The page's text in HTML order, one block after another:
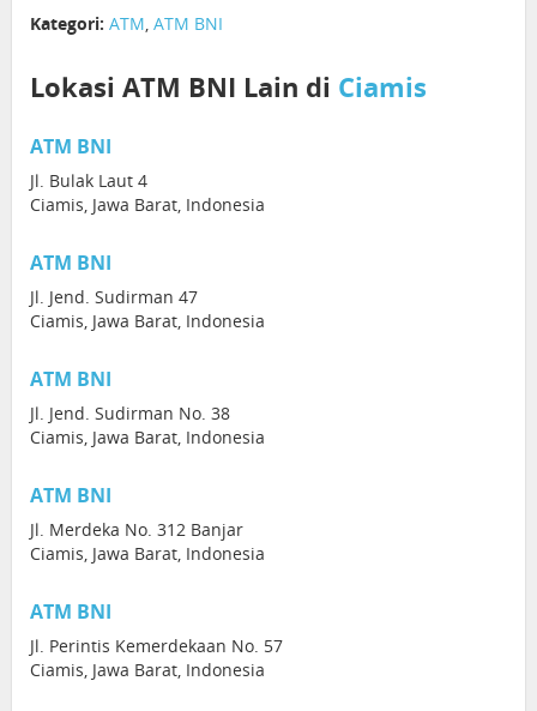
Kategori: ATM, ATM BNI
Lokasi ATM BNI Lain di Ciamis
ATM BNI
Jl. Bulak Laut 4
Ciamis, Jawa Barat, Indonesia
ATM BNI
Jl. Jend. Sudirman 47
Ciamis, Jawa Barat, Indonesia
ATM BNI
Jl. Jend. Sudirman No. 38
Ciamis, Jawa Barat, Indonesia
ATM BNI
Jl. Merdeka No. 312 Banjar
Ciamis, Jawa Barat, Indonesia
ATM BNI
Jl. Perintis Kemerdekaan No. 57
Ciamis, Jawa Barat, Indonesia